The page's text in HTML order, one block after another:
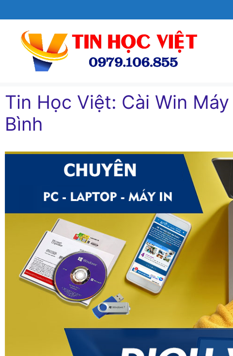
đến
Tin Học Việt: Cài Win
Bình